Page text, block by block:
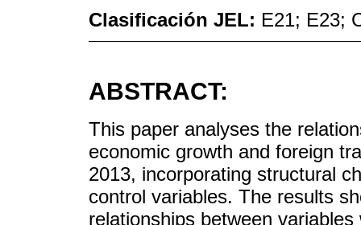
Clasificación JEL: E21; E23;
ABSTRACT:
This paper analyses the
economic growth and foreign
2013, incorporating structural
control variables. The results
relationships between